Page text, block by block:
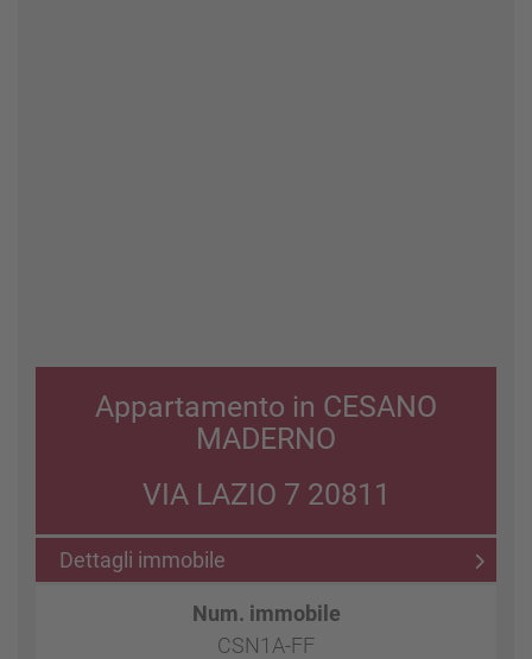
Appartamento in CESANO
MADERNO
VIA LAZIO 7 20811
Dettagli immobile
Num. immobile
CSN1A-FF